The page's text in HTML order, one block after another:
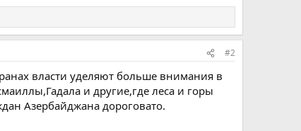
#2
власти уделяют больше внимания в
и другие,где леса и горы
Азербайджана дороговато.